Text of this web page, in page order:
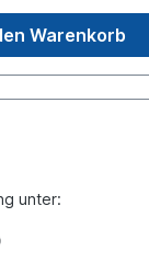
Warenkorb
unter: